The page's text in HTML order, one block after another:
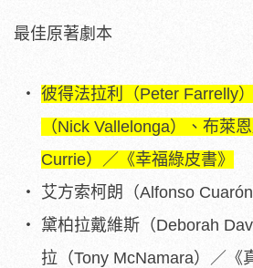
最佳原著劇本
彼得法拉利（Peter Farrelly
（Nick Vallelonga）、布萊
Currie）／《幸福綠皮書》
艾方索柯朗（Alfonso Cuarón
黛柏拉戴維斯（Deborah
拉（Tony McNamara）／《